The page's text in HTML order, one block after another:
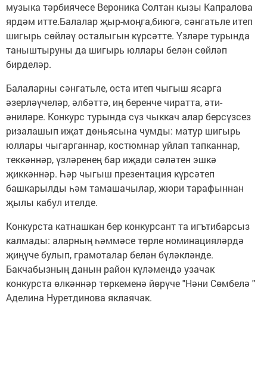
музыка тәрбиячесе Вероника Солтан кызы Капралова
ярдәм итте.Балалар җыр-моңга,биюгә, сәнгатьле итеп
шигырь сөйләү осталыгын күрсәтте. Үзләре турында
таныштыруны да шигырь юллары белән сөйләп
бирделәр.
Балаларны сәнгатьле, оста итеп чыгыш ясарга
әзерләүчеләр, әлбәттә, иң беренче чиратта, әти-
әниләре. Конкурс турында сүз чыккач алар берсүзсез
ризалашып иҗат дөньясына чумды: матур шигырь
юллары чыгарганнар, костюмнар уйлап тапканнар,
теккәннәр, үзләренең бар иҗади сәләтен эшкә
җиккәннәр. Һәр чыгыш презентация күрсәтеп
башкарылды һәм тамашачылар, жюри тарафыннан
җылы кабул ителде.
Конкурста катнашкан бер конкурсант та игътибарсыз
калмады: аларның һәммәсе төрле номинацияләрдә
җиңүче булып, грамоталар белән бүләкләнде.
Бакчабызның данын район күләмендә узачак
конкурста өлкәннәр төркеменә йөрүче "Нәни Сөмбелә "
Аделина Нуретдинова яклаячак.